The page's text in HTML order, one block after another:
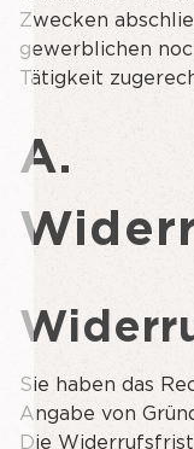
Zwecken
gewerblichen
Tätigkeit
A.
Sie haben das
Angabe von
Die